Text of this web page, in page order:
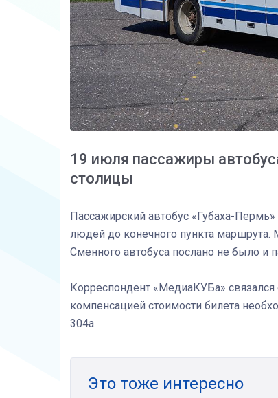
19 июля пассажиры
столицы
Пассажирский автобус «Губаха-
людей до конечного пункта маршрута.
Сменного автобуса послано не было
Корреспондент «МедиаКУБа» связался
компенсацией стоимости билета
304а.
Это тоже интересно